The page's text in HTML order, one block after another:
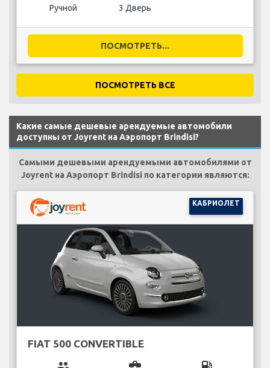
Ручной 3 Дверь
ПОСМОТРЕТЬ...
ПОСМОТРЕТЬ ВСЕ
Какие самые дешевые арендуемые автомобили
доступны от Joyrent на Аэропорт Brindisi?
Самыми дешевыми арендуемыми автомобилями от
Joyrent на Аэропорт Brindisi по категории являются:
КАБРИОЛЕТ
FIAT 500 CONVERTIBLE